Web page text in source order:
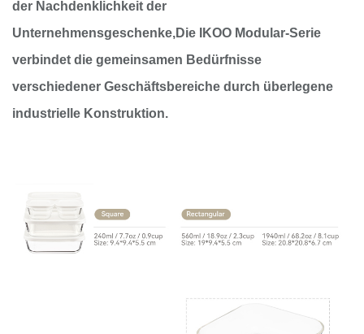
der Nachdenklichkeit der
Unternehmensgeschenke,Die IKOO Modular-Serie
verbindet die gemeinsamen Bedürfnisse
verschiedener Geschäftsbereiche durch überlegene
industrielle Konstruktion.